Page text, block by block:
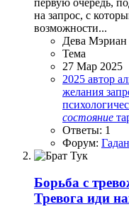
на запрос, с
возможности...
Дева Мэриан
Тема
27 Мар 2025
2025 автор
желания
состояние
Ответы: 1
Форум:
Борьба с
Тревога иди